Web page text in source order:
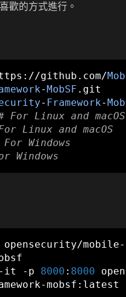
歡的方式進行。
://github . com/
-MobSF . git
- Framework-
For Linux and macOS
Linux and macOS
Windows
Windows
/mobile-
- it - p 8000 : 8000
-mobsf : latest